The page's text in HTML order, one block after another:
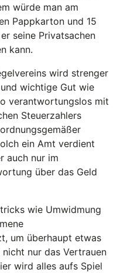
würde man am
Pappkarton und 15
seine Privatsachen
kann.
wird strenger
wichtige Gut wie
verantwortungslos mit
Steuerzahlers
ein Amt verdient
auch nur im
über das Geld
wie Umwidmung
um überhaupt etwas
nur das Vertrauen
wird alles aufs Spiel